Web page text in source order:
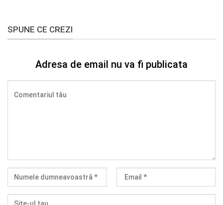
SPUNE CE CREZI
Adresa de email nu va fi publicata